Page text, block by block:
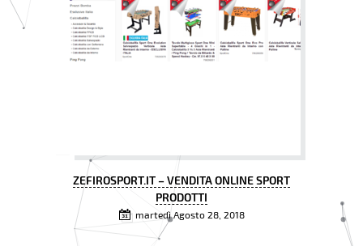
ZEFIROSPORT.IT – VENDITA ONLINE SPORT
PRODOTTI
martedì Agosto 28, 2018